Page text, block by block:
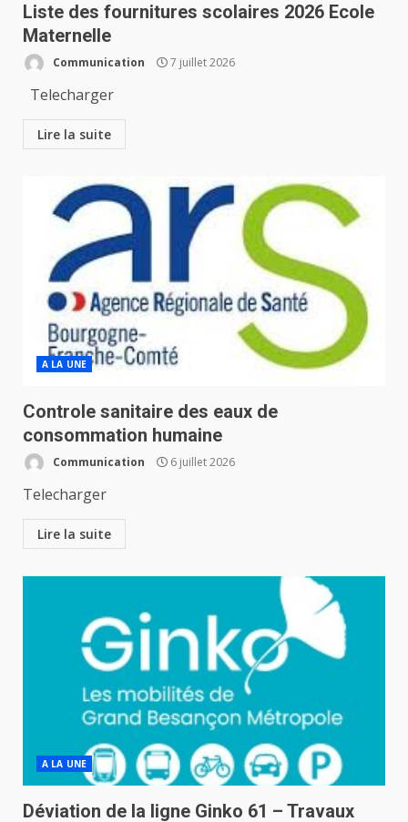
Liste des fournitures scolaires 2026 Ecole
Maternelle
Communication 7 juillet 2026
Telecharger
Lire la suite
A LA UNE
Controle sanitaire des eaux de
consommation humaine
Communication 6 juillet 2026
Telecharger
Lire la suite
A LA UNE
Déviation de la ligne Ginko 61 – Travaux